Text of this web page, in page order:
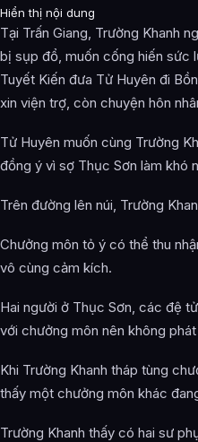
Hiển thị nội dung
Tại Trấn Giang, Trường Khanh
bị sụp đổ, muốn cống hiến sức
Tuyết Kiến đưa Tử Huyên đi
xin viện trợ, còn chuyện hôn
Tử Huyên muốn cùng Trường
đồng ý vì sợ Thục Sơn làm khó
Trên đường lên núi, Trường
Chưởng môn tỏ ý có thể thu
vô cùng cảm kích.
Hai người ở Thục Sơn, các đệ
với chưởng môn nên không
Khi Trường Khanh tháp tùng
thấy một chưởng môn khác
Trường Khanh thấy có hai sư